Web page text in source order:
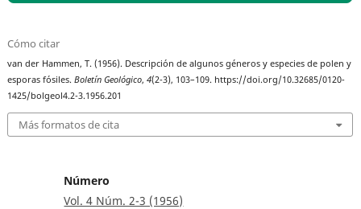
Cómo citar
van der Hammen, T. (1956). Descripción de algunos géneros y especies de polen y
esporas fósiles.Boletín Geológico,4(2-3), 103–109. https://doi.org/10.32685/0120-
1425/bolgeol4.2-3.1956.201
Más formatos de cita
Número
Vol. 4 Núm. 2-3 (1956)